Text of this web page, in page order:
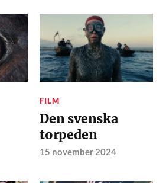
FILM
Den svenska
torpeden
15 november 2024